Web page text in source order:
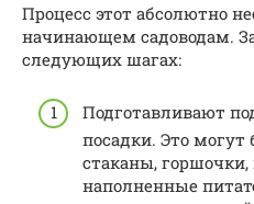
Процесс этот абсолютно
начинающем садоводам.
следующих шагах:
Подготавливают
посадки. Это
стаканы,
наполненные